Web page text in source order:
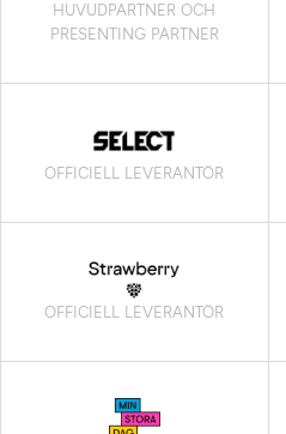
HUVUDPARTNER OCH
PRESENTING PARTNER
OFFICIELL LEVERANTÖR
OFFICIELL LEVERANTÖR